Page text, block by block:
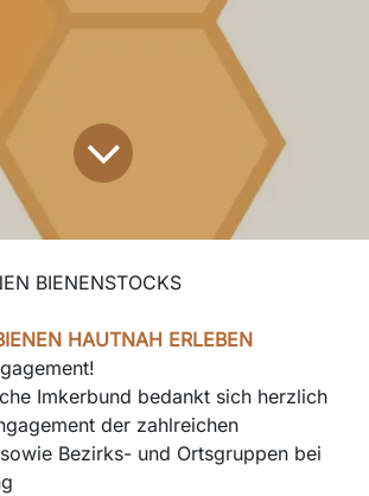
BIENENSTOCKS
HAUTNAH ERLEBEN
Imkerbund bedankt sich herzlich
der zahlreichen
Bezirks- und Ortsgruppen bei